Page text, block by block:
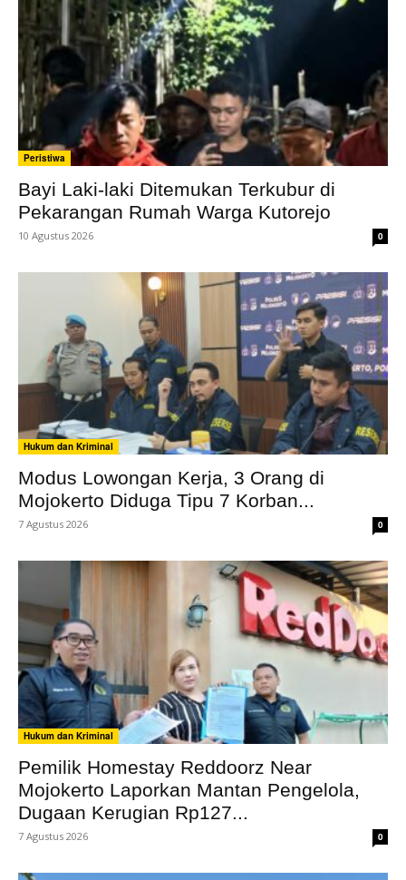
Peristiwa
Bayi Laki-laki Ditemukan Terkubur di
Pekarangan Rumah Warga Kutorejo
10 Agustus 2026 0
Hukum dan Kriminal
Modus Lowongan Kerja, 3 Orang di
Mojokerto Diduga Tipu 7 Korban...
7 Agustus 2026 0
Hukum dan Kriminal
Pemilik Homestay Reddoorz Near
Mojokerto Laporkan Mantan Pengelola,
Dugaan Kerugian Rp127...
7 Agustus 2026 0